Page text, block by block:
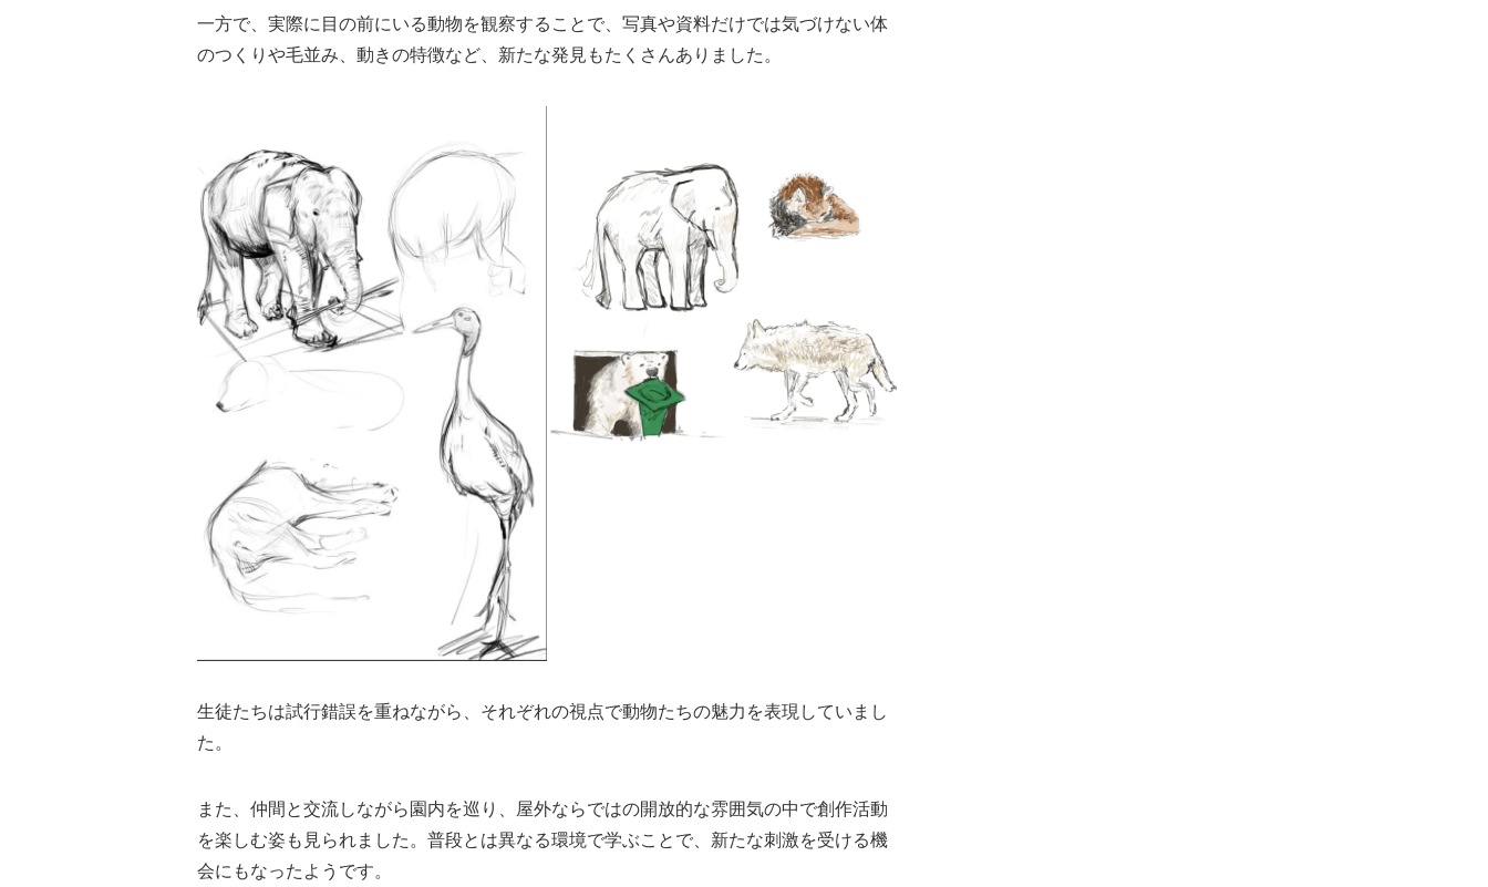
一方で、実際に目の前にいる動物を観察することで、写真や資料だけでは気づけない体
のつくりや毛並み、動きの特徴など、新たな発見もたくさんありました。
生徒たちは試行錯誤を重ねながら、それぞれの視点で動物たちの魅力を表現していまし
た。
また、仲間と交流しながら園内を巡り、屋外ならではの開放的な雰囲気の中で創作活動
を楽しむ姿も見られました。普段とは異なる環境で学ぶことで、新たな刺激を受ける機
会にもなったようです。